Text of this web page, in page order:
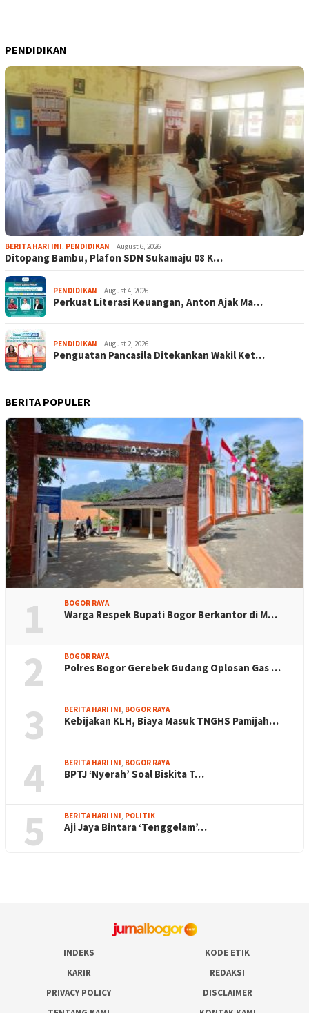
PENDIDIKAN
BERITA HARI INI, PENDIDIKAN August 6, 2026
Ditopang Bambu, Plafon SDN Sukamaju 08 K…
PENDIDIKAN August 4, 2026
Perkuat Literasi Keuangan, Anton Ajak Ma…
PENDIDIKAN August 2, 2026
Penguatan Pancasila Ditekankan Wakil Ket…
BERITA POPULER
1 BOGOR RAYA
Warga Respek Bupati Bogor Berkantor di M…
2 BOGOR RAYA
Polres Bogor Gerebek Gudang Oplosan Gas …
3 BERITA HARI INI, BOGOR RAYA
Kebijakan KLH, Biaya Masuk TNGHS Pamijah…
4 BERITA HARI INI, BOGOR RAYA
BPTJ ‘Nyerah’ Soal Biskita T…
5 BERITA HARI INI, POLITIK
Aji Jaya Bintara ‘Tenggelam’…
INDEKS
KODE ETIK
KARIR
REDAKSI
PRIVACY POLICY
DISCLAIMER